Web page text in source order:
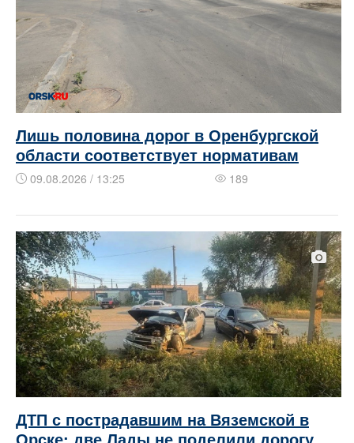
Лишь половина дорог в Оренбургской
области соответствует нормативам
09.08.2026 / 13:25 189
ДТП с пострадавшим на Вяземской в